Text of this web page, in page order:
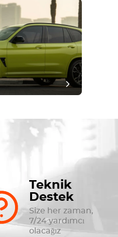
Teknik
Destek
Size her zaman,
7/24 yardımcı
olacağız